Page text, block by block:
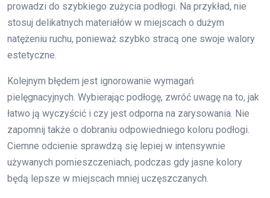
prowadzi do szybkiego zużycia podłogi. Na przykład, nie
stosuj delikatnych materiałów w miejscach o dużym
natężeniu ruchu, ponieważ szybko stracą one swoje walory
estetyczne.
Kolejnym błędem jest ignorowanie wymagań
pielęgnacyjnych. Wybierając podłogę, zwróć uwagę na to, jak
łatwo ją wyczyścić i czy jest odporna na zarysowania. Nie
zapomnij także o dobraniu odpowiedniego koloru podłogi.
Ciemne odcienie sprawdzą się lepiej w intensywnie
używanych pomieszczeniach, podczas gdy jasne kolory
będą lepsze w miejscach mniej uczęszczanych.